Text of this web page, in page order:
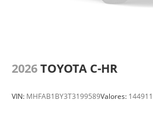
2026TOYOTA C-HR
VIN: MHFAB1BY3T3199589Valores: 144911